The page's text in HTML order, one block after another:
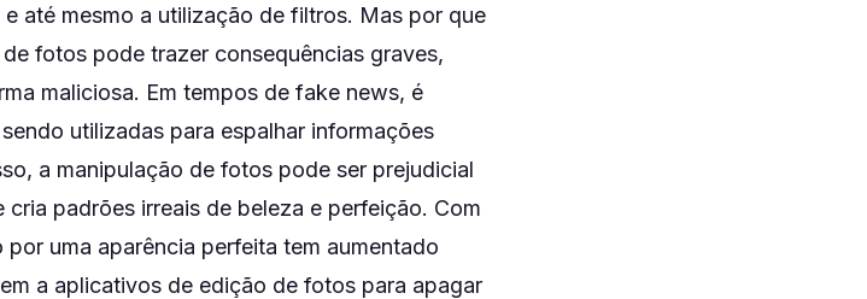
até mesmo a utilização de filtros. Mas por que
fotos pode trazer consequências graves,
maliciosa. Em tempos de fake news, é
utilizadas para espalhar informações
a manipulação de fotos pode ser prejudicial
padrões irreais de beleza e perfeição. Com
uma aparência perfeita tem aumentado
a aplicativos de edição de fotos para apagar